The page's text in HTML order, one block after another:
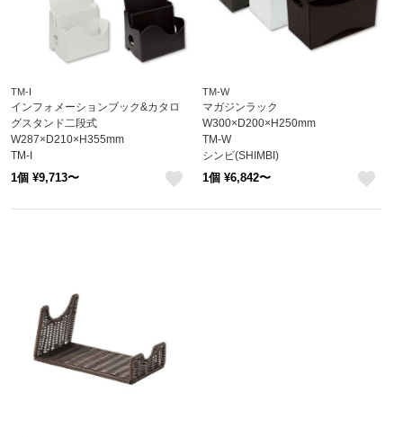
TM-I
インフォメーションブック&カタロ
グスタンド二段式
W287×D210×H355mm
TM-I
シンビ(SHIMBI)
1個 ¥9,713〜
TM-W
マガジンラック
W300×D200×H250mm
TM-W
シンビ(SHIMBI)
※受注生産品
1個 ¥6,842〜